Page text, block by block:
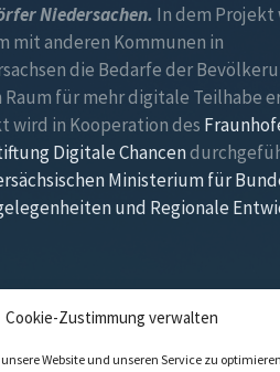
Cookie-Zustimmung verwalten
Website und unseren Service zu
Niedersachen. In dem Projekt
mit anderen Kommunen in
die Bedarfe der
Raum für mehr digitale Teilhabe
wird in Kooperation des
Digitale Chancen
Ministerium für
und Regionale